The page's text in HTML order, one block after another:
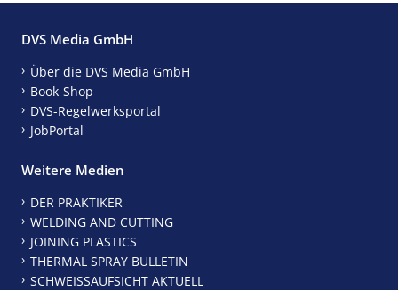
DVS Media GmbH
Über die DVS Media GmbH
Book-Shop
DVS-Regelwerksportal
JobPortal
Weitere Medien
DER PRAKTIKER
WELDING AND CUTTING
JOINING PLASTICS
THERMAL SPRAY BULLETIN
SCHWEISSAUFSICHT AKTUELL